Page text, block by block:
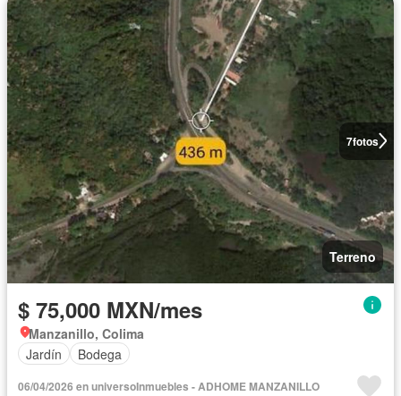
7fotos
Terreno
$ 75,000 MXN/mes
Manzanillo, Colima
Jardín
Bodega
06/04/2026 en universoInmuebles - ADHOME MANZANILLO